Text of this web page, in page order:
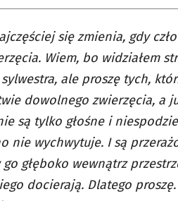
się zmienia, gdy
Wiem, bo widziałem
ale proszę tych,
dowolnego zwierzęcia, a
są tylko głośne i
nie wychwytuje. I są
głęboko wewnątrz
docierają. Dlatego